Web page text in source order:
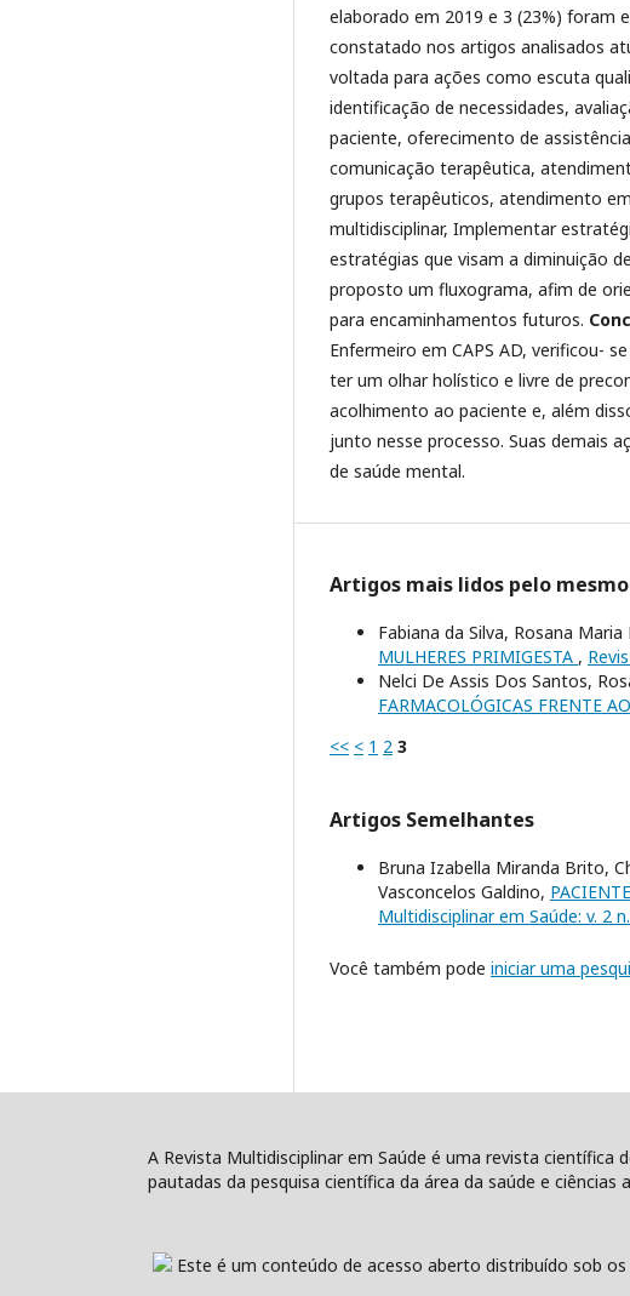
elaborado em 2019 e 3 (23%) foram
constatado nos artigos analisados
voltada para ações como escuta
identificação de necessidades,
paciente, oferecimento de
comunicação terapêutica,
grupos terapêuticos, atendimento
multidisciplinar, Implementar
estratégias que visam a diminuição
proposto um fluxograma, afim de
para encaminhamentos futuros.
Enfermeiro em CAPS AD, verificou-
ter um olhar holístico e livre de
acolhimento ao paciente e, além
junto nesse processo. Suas demais
de saúde mental.
Artigos mais lidos pelo
Fabiana da Silva, Rosana Maria
MULHERES PRIMIGESTA ,
Nelci De Assis Dos Santos,
FARMACOLÓGICAS FRENTE
<< < 1 2 3
Artigos Semelhantes
Bruna Izabella Miranda Brito,
Vasconcelos Galdino,
Multidisciplinar em Saúde: v. 2
Você também pode iniciar uma
A Revista Multidisciplinar em Saúde é uma revista
pautadas da pesquisa científica da área da saúde e ciências
Este é um conteúdo de acesso aberto distribuído sob